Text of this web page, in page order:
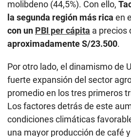
molibdeno (44,5%). Con ello,
la segunda región más rica en
con un PBI per cápita a precios
aproximadamente S/23.500.
Por otro lado, el dinamismo de
fuerte expansión del sector
promedio en los tres primeros
Los factores detrás de este
condiciones climáticas
una mayor producción de café y